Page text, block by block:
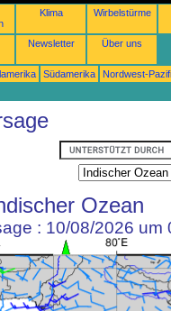
Klima Wirbelstürme
Newsletter Über uns
Südamerika
Nordwest-
Ozean
: 10/08/2026 um